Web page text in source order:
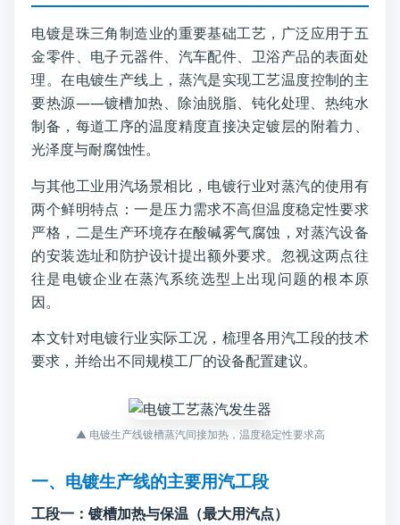
电镀是珠三角制造业的重要基础工艺，广泛应用于五
金零件、电子元器件、汽车配件、卫浴产品的表面处
理。在电镀生产线上，蒸汽是实现工艺温度控制的主
要热源——镀槽加热、除油脱脂、钝化处理、热纯水
制备，每道工序的温度精度直接决定镀层的附着力、
光泽度与耐腐蚀性。
与其他工业用汽场景相比，电镀行业对蒸汽的使用有
两个鲜明特点：一是压力需求不高但温度稳定性要求
严格，二是生产环境存在酸碱雾气腐蚀，对蒸汽设备
的安装选址和防护设计提出额外要求。忽视这两点往
往是电镀企业在蒸汽系统选型上出现问题的根本原
因。
本文针对电镀行业实际工况，梳理各用汽工段的技术
要求，并给出不同规模工厂的设备配置建议。
▲ 电镀生产线镀槽蒸汽间接加热，温度稳定性要求高
一、电镀生产线的主要用汽工段
工段一：镀槽加热与保温（最大用汽点）